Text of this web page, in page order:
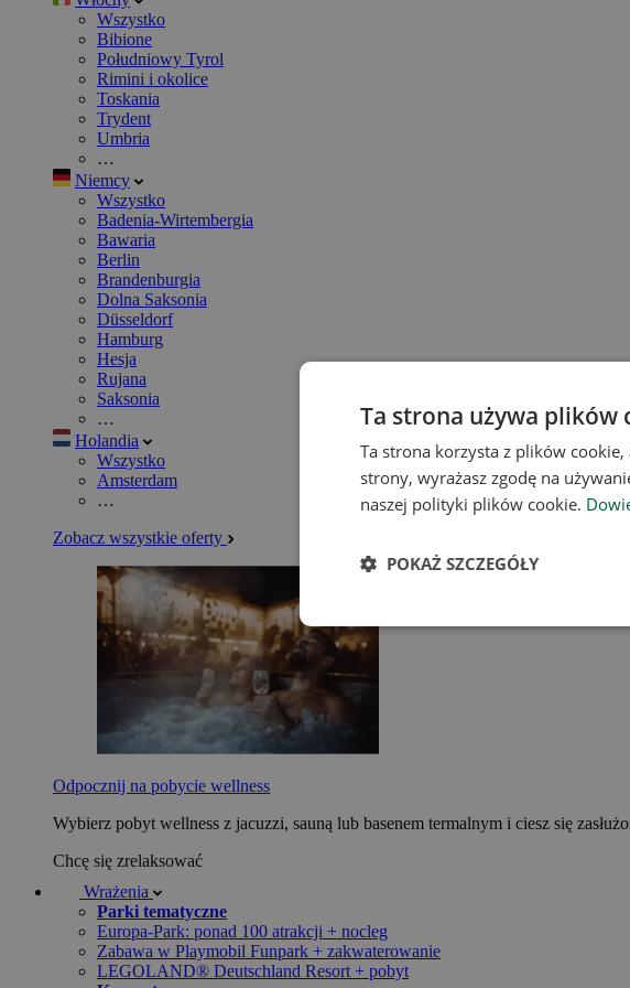
Wszystko
Bibione
Południowy Tyrol
Rimini i okolice
Toskania
Trydent
Umbria
…
Niemcy
Wszystko
Badenia-Wirtembergia
Bawaria
Berlin
Brandenburgia
Dolna Saksonia
Düsseldorf
Hamburg
Hesja
Rujana
Saksonia
…
Holandia
Wszystko
Amsterdam
…
Zobacz wszystkie oferty
Odpocznij na pobycie wellness
Wybierz pobyt wellness z jacuzzi, sauną lub basenem termalnym i ciesz się
Chcę się zrelaksować
Wrażenia
Parki tematyczne
Europa-Park: ponad 100 atrakcji + nocleg
Zabawa w Playmobil Funpark + zakwaterowanie
LEGOLAND® Deutschland Resort + pobyt
Ta strona używa plików
Ta strona korzysta z plików
strony, wyrażasz zgodę na
naszej polityki plików cookie.
POKAŻ SZCZEGÓŁY